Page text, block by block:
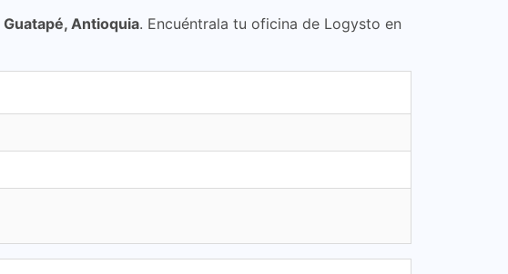
Guatapé, Antioquia. Encuéntrala tu oficina de Logysto en